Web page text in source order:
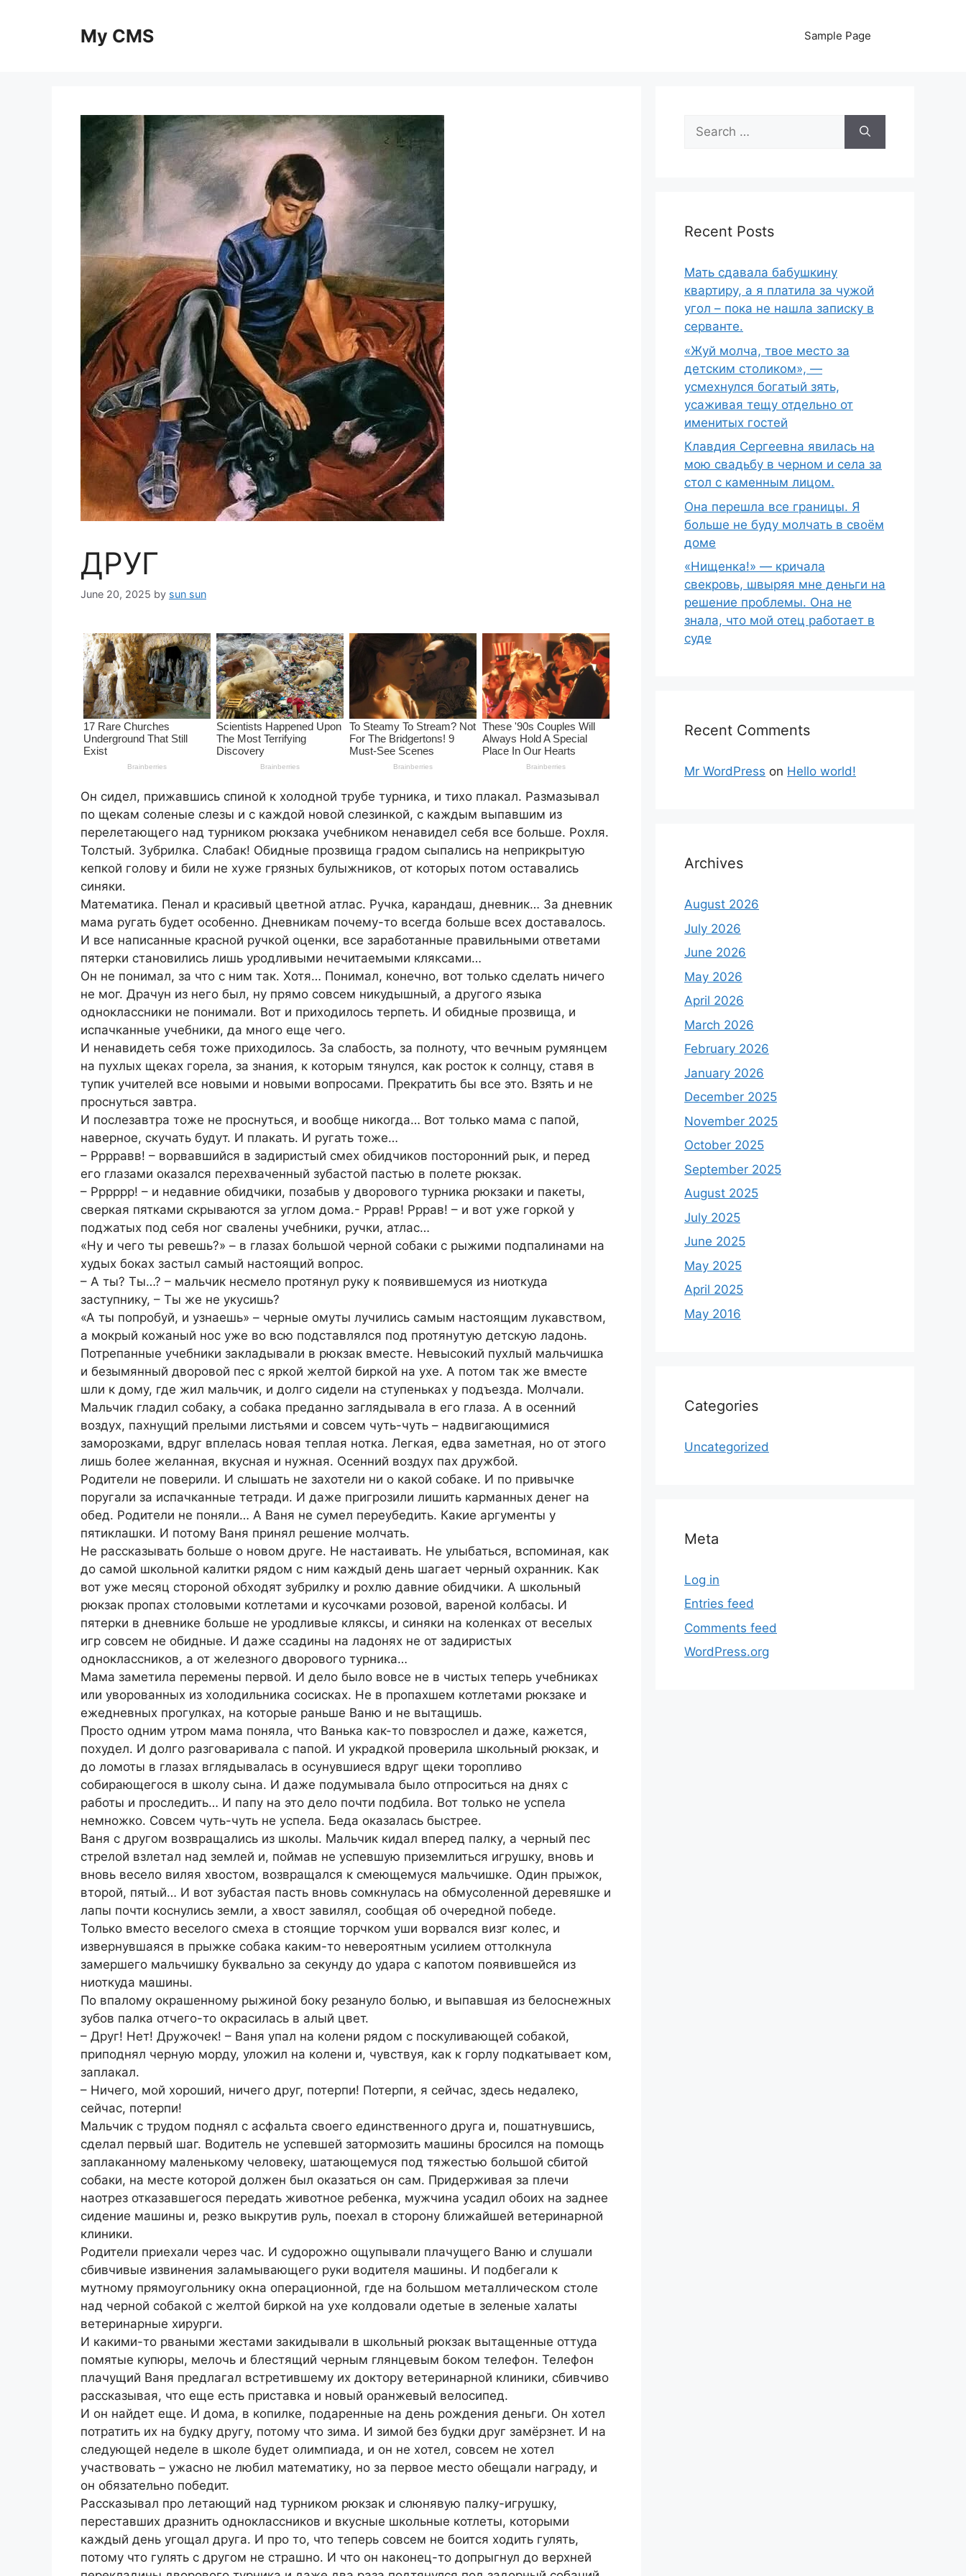
My CMS Sample Page
ДРУГ
June 20, 2025 by sun sun
Он сидел, прижавшись спиной к холодной трубе турника, и тихо плакал. Размазывал
по щекам соленые слезы и с каждой новой слезинкой, с каждым выпавшим из
перелетающего над турником рюкзака учебником ненавидел себя все больше. Рохля.
Толстый. Зубрилка. Слабак! Обидные прозвища градом сыпались на неприкрытую
кепкой голову и били не хуже грязных булыжников, от которых потом оставались
синяки.
Математика. Пенал и красивый цветной атлас. Ручка, карандаш, дневник… За дневник
мама ругать будет особенно. Дневникам почему-то всегда больше всех доставалось.
И все написанные красной ручкой оценки, все заработанные правильными ответами
пятерки становились лишь уродливыми нечитаемыми кляксами…
Он не понимал, за что с ним так. Хотя… Понимал, конечно, вот только сделать ничего
не мог. Драчун из него был, ну прямо совсем никудышный, а другого языка
одноклассники не понимали. Вот и приходилось терпеть. И обидные прозвища, и
испачканные учебники, да много еще чего.
И ненавидеть себя тоже приходилось. За слабость, за полноту, что вечным румянцем
на пухлых щеках горела, за знания, к которым тянулся, как росток к солнцу, ставя в
тупик учителей все новыми и новыми вопросами. Прекратить бы все это. Взять и не
проснуться завтра.
И послезавтра тоже не проснуться, и вообще никогда… Вот только мама с папой,
наверное, скучать будут. И плакать. И ругать тоже…
– Рррравв! – ворвавшийся в задиристый смех обидчиков посторонний рык, и перед
его глазами оказался перехваченный зубастой пастью в полете рюкзак.
– Рррррр! – и недавние обидчики, позабыв у дворового турника рюкзаки и пакеты,
сверкая пятками скрываются за углом дома.- Рррав! Рррав! – и вот уже горкой у
поджатых под себя ног свалены учебники, ручки, атлас…
«Ну и чего ты ревешь?» – в глазах большой черной собаки с рыжими подпалинами на
худых боках застыл самый настоящий вопрос.
– А ты? Ты…? – мальчик несмело протянул руку к появившемуся из ниоткуда
заступнику, – Ты же не укусишь?
«А ты попробуй, и узнаешь» – черные омуты лучились самым настоящим лукавством,
а мокрый кожаный нос уже во всю подставлялся под протянутую детскую ладонь.
Потрепанные учебники закладывали в рюкзак вместе. Невысокий пухлый мальчишка
и безымянный дворовой пес с яркой желтой биркой на ухе. А потом так же вместе
шли к дому, где жил мальчик, и долго сидели на ступеньках у подъезда. Молчали.
Мальчик гладил собаку, а собака преданно заглядывала в его глаза. А в осенний
воздух, пахнущий прелыми листьями и совсем чуть-чуть – надвигающимися
заморозками, вдруг вплелась новая теплая нотка. Легкая, едва заметная, но от этого
лишь более желанная, вкусная и нужная. Осенний воздух пах дружбой.
Родители не поверили. И слышать не захотели ни о какой собаке. И по привычке
поругали за испачканные тетради. И даже пригрозили лишить карманных денег на
обед. Родители не поняли… А Ваня не сумел переубедить. Какие аргументы у
пятиклашки. И потому Ваня принял решение молчать.
Не рассказывать больше о новом друге. Не настаивать. Не улыбаться, вспоминая, как
до самой школьной калитки рядом с ним каждый день шагает черный охранник. Как
вот уже месяц стороной обходят зубрилку и рохлю давние обидчики. А школьный
рюкзак пропах столовыми котлетами и кусочками розовой, вареной колбасы. И
пятерки в дневнике больше не уродливые кляксы, и синяки на коленках от веселых
игр совсем не обидные. И даже ссадины на ладонях не от задиристых
одноклассников, а от железного дворового турника…
Мама заметила перемены первой. И дело было вовсе не в чистых теперь учебниках
или уворованных из холодильника сосисках. Не в пропахшем котлетами рюкзаке и
ежедневных прогулках, на которые раньше Ваню и не вытащишь.
Просто одним утром мама поняла, что Ванька как-то повзрослел и даже, кажется,
похудел. И долго разговаривала с папой. И украдкой проверила школьный рюкзак, и
до ломоты в глазах вглядывалась в осунувшиеся вдруг щеки торопливо
собирающегося в школу сына. И даже подумывала было отпроситься на днях с
работы и проследить… И папу на это дело почти подбила. Вот только не успела
немножко. Совсем чуть-чуть не успела. Беда оказалась быстрее.
Ваня с другом возвращались из школы. Мальчик кидал вперед палку, а черный пес
стрелой взлетал над землей и, поймав не успевшую приземлиться игрушку, вновь и
вновь весело виляя хвостом, возвращался к смеющемуся мальчишке. Один прыжок,
второй, пятый… И вот зубастая пасть вновь сомкнулась на обмусоленной деревяшке и
лапы почти коснулись земли, а хвост завилял, сообщая об очередной победе.
Только вместо веселого смеха в стоящие торчком уши ворвался визг колес, и
извернувшаяся в прыжке собака каким-то невероятным усилием оттолкнула
замершего мальчишку буквально за секунду до удара с капотом появившейся из
ниоткуда машины.
По впалому окрашенному рыжиной боку резануло болью, и выпавшая из белоснежных
зубов палка отчего-то окрасилась в алый цвет.
– Друг! Нет! Дружочек! – Ваня упал на колени рядом с поскуливающей собакой,
приподнял черную морду, уложил на колени и, чувствуя, как к горлу подкатывает ком,
заплакал.
– Ничего, мой хороший, ничего друг, потерпи! Потерпи, я сейчас, здесь недалеко,
сейчас, потерпи!
Мальчик с трудом поднял с асфальта своего единственного друга и, пошатнувшись,
сделал первый шаг. Водитель не успевшей затормозить машины бросился на помощь
заплаканному маленькому человеку, шатающемуся под тяжестью большой сбитой
собаки, на месте которой должен был оказаться он сам. Придерживая за плечи
наотрез отказавшегося передать животное ребенка, мужчина усадил обоих на заднее
сидение машины и, резко выкрутив руль, поехал в сторону ближайшей ветеринарной
клиники.
Родители приехали через час. И судорожно ощупывали плачущего Ваню и слушали
сбивчивые извинения заламывающего руки водителя машины. И подбегали к
мутному прямоугольнику окна операционной, где на большом металлическом столе
над черной собакой с желтой биркой на ухе колдовали одетые в зеленые халаты
ветеринарные хирурги.
И какими-то рваными жестами закидывали в школьный рюкзак вытащенные оттуда
помятые купюры, мелочь и блестящий черным глянцевым боком телефон. Телефон
плачущий Ваня предлагал встретившему их доктору ветеринарной клиники, сбивчиво
рассказывая, что еще есть приставка и новый оранжевый велосипед.
И он найдет еще. И дома, в копилке, подаренные на день рождения деньги. Он хотел
потратить их на будку другу, потому что зима. И зимой без будки друг замёрзнет. И на
следующей неделе в школе будет олимпиада, и он не хотел, совсем не хотел
участвовать – ужасно не любил математику, но за первое место обещали награду, и
он обязательно победит.
Рассказывал про летающий над турником рюкзак и слюнявую палку-игрушку,
переставших дразнить одноклассников и вкусные школьные котлеты, которыми
каждый день угощал друга. И про то, что теперь совсем не боится ходить гулять,
потому что гулять с другом не страшно. И что он наконец-то допрыгнул до верхней
Search
for:
Recent Posts
Мать сдавала бабушкину
квартиру, а я платила за чужой
угол – пока не нашла записку в
серванте.
«Жуй молча, твое место за
детским столиком», —
усмехнулся богатый зять,
усаживая тещу отдельно от
именитых гостей
Клавдия Сергеевна явилась на
мою свадьбу в черном и села за
стол с каменным лицом.
Она перешла все границы. Я
больше не буду молчать в своём
доме
«Нищенка!» — кричала
свекровь, швыряя мне деньги на
решение проблемы. Она не
знала, что мой отец работает в
суде
Recent Comments
Mr WordPress on Hello world!
Archives
August 2026
July 2026
June 2026
May 2026
April 2026
March 2026
February 2026
January 2026
December 2025
November 2025
October 2025
September 2025
August 2025
July 2025
June 2025
May 2025
April 2025
May 2016
Categories
Uncategorized
Meta
Log in
Entries feed
Comments feed
WordPress.org